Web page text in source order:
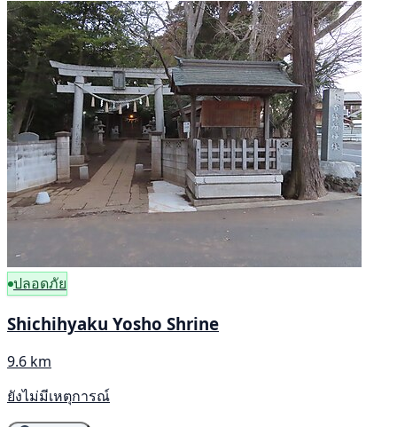
ปลอดภัย
Shichihyaku Yosho Shrine
9.6 km
ยังไม่มีเหตุการณ์